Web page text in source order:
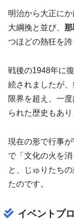
明治から大正に
大綱挽と並び、 那
つほどの熱狂を誇
戦後の1948年に
続されましたが
限界を超え、一
られた歴史もあり
現在の形で行事
で「文化の火を
と、じゅりたち
たのです。
イベントプ